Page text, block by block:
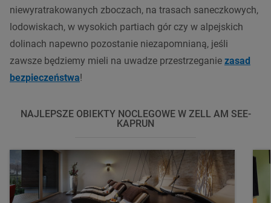
niewyratrakowanych zboczach, na trasach saneczkowych,
lodowiskach, w wysokich partiach gór czy w alpejskich
dolinach napewno pozostanie niezapomnianą, jeśli
zawsze będziemy mieli na uwadze przestrzeganie zasad
bezpieczeństwa!
NAJLEPSZE OBIEKTY NOCLEGOWE W ZELL AM SEE-
KAPRUN